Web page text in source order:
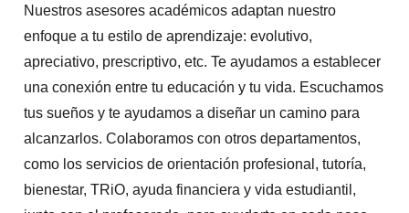
Nuestros asesores académicos adaptan nuestro
enfoque a tu estilo de aprendizaje: evolutivo,
apreciativo, prescriptivo, etc. Te ayudamos a establecer
una conexión entre tu educación y tu vida. Escuchamos
tus sueños y te ayudamos a diseñar un camino para
alcanzarlos. Colaboramos con otros departamentos,
como los servicios de orientación profesional, tutoría,
bienestar, TRiO, ayuda financiera y vida estudiantil,